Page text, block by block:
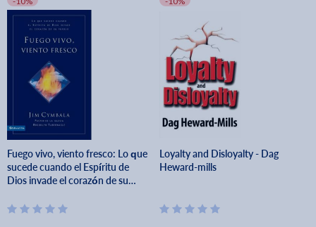
Fuego vivo, viento fresco: Lo que
sucede cuando el Espíritu de
Dios invade el corazón de su
Jim Cymbala
Loyalty and Disloyalty - Dag
Heward-mills